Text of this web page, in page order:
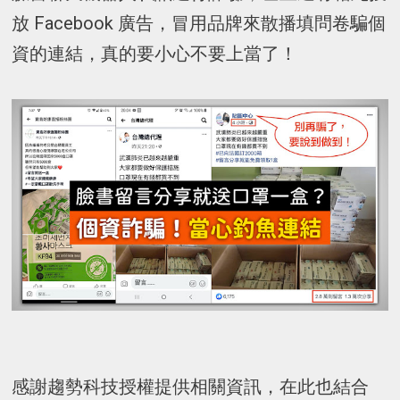
放 Facebook 廣告，冒用品牌來散播填問卷騙個
資的連結，真的要小心不要上當了！
感謝趨勢科技授權提供相關資訊，在此也結合